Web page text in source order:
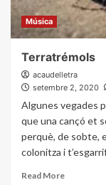
Música
Terratrémols
acaudelletra
setembre 2, 2020
Algunes vegades
que una cançó et
perquè, de sobte,
colonitza i
Read More